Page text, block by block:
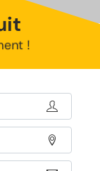
!